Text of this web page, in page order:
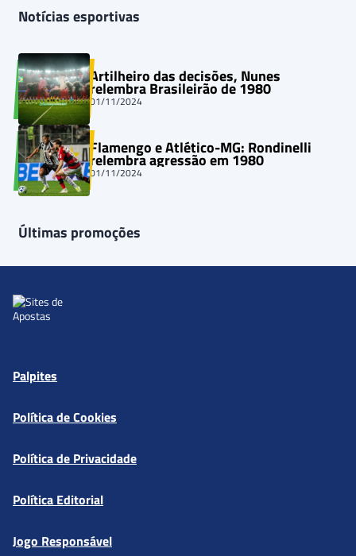
Notícias esportivas
Artilheiro das decisões, Nunes
relembra Brasileirão de 1980
01/11/2024
Flamengo e Atlético-MG: Rondinelli
relembra agressão em 1980
01/11/2024
Últimas promoções
Palpites
Política de Cookies
Política de Privacidade
Política Editorial
Jogo Responsável